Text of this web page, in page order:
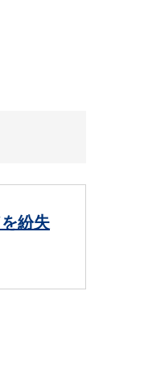
紛失